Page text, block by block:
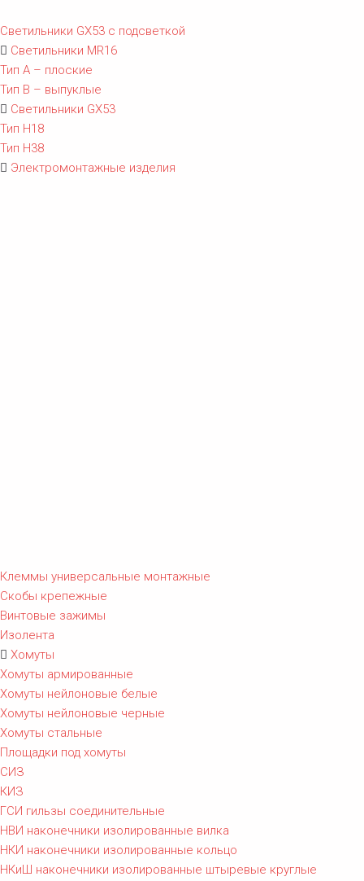
Светильники GX53 с подсветкой
Светильники MR16
Тип A – плоские
Тип B – выпуклые
Светильники GX53
Тип Н18
Тип Н38
Электромонтажные изделия
Клеммы универсальные монтажные
Скобы крепежные
Винтовые зажимы
Изолента
Хомуты
Хомуты армированные
Хомуты нейлоновые белые
Хомуты нейлоновые черные
Хомуты стальные
Площадки под хомуты
СИЗ
КИЗ
ГСИ гильзы соединительные
НВИ наконечники изолированные вилка
НКИ наконечники изолированные кольцо
НКиШ наконечники изолированные штыревые круглые